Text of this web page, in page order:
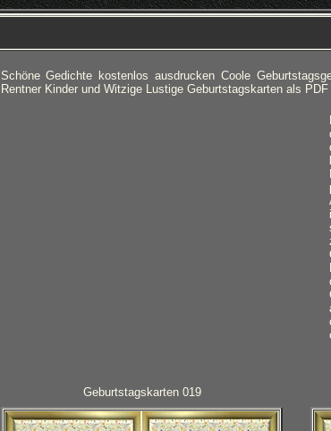
Schöne Gedichte kostenlos ausdrucken Coole
Rentner Kinder und Witzige Lustige Geburtstagskarten als
Geburtstagskarten 019